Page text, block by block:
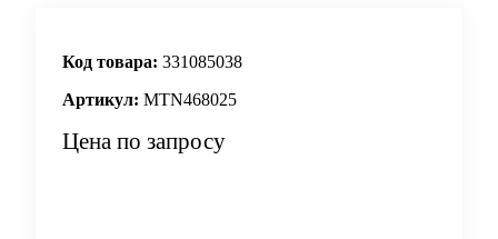
Код товара: 331085038
Артикул: MTN468025
Цена по запросу